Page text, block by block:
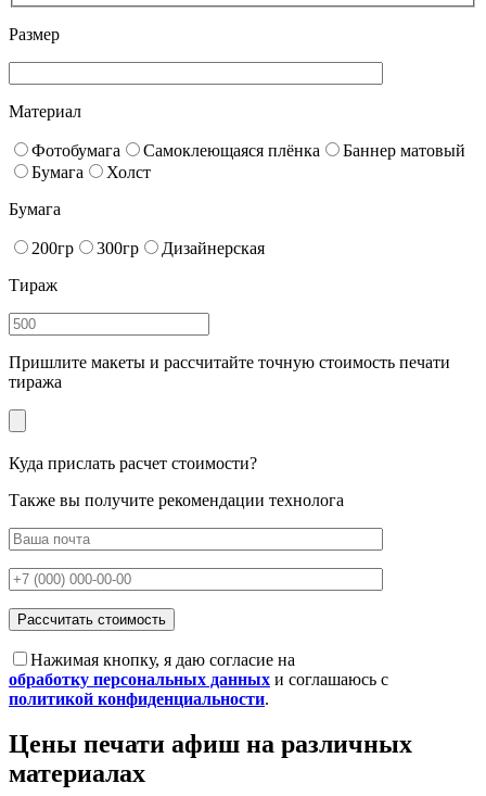
Размер
Материал
Фотобумага Самоклеющаяся плёнка
Баннер матовый
Бумага
Холст
Бумага
200гр 300гр
Дизайнерская
Тираж
Пришлите макеты и рассчитайте точную стоимость печати
тиража
Куда прислать расчет стоимости?
Также вы получите рекомендации технолога
Нажимая кнопку, я даю согласие на
обработку персональных данных и соглашаюсь с
политикой конфиденциальности.
Цены печати афиш на различных
материалах